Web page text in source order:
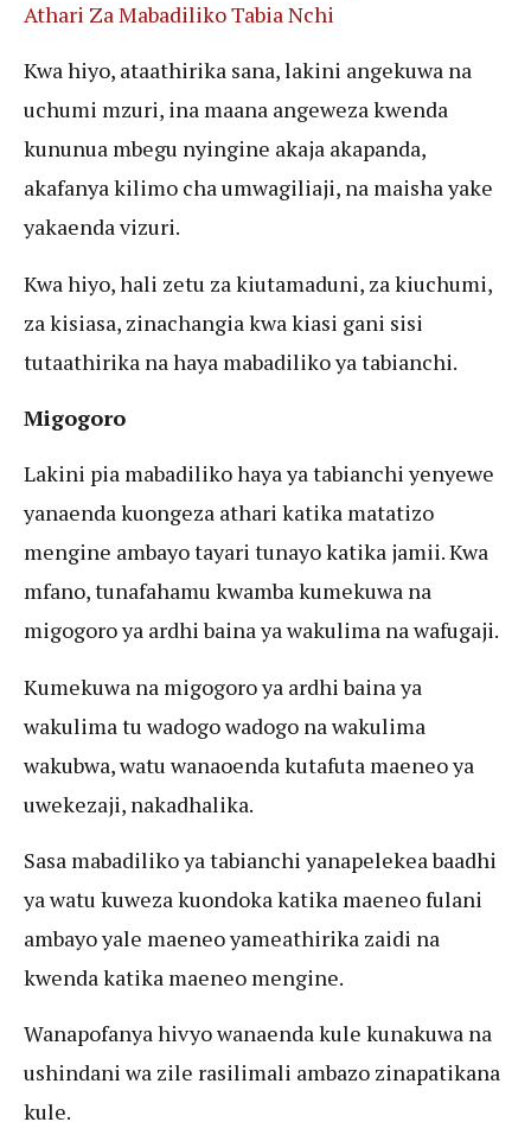
Athari Za Mabadiliko Tabia Nchi
Kwa hiyo, ataathirika sana, lakini angekuwa na
uchumi mzuri, ina maana angeweza kwenda
kununua mbegu nyingine akaja akapanda,
akafanya kilimo cha umwagiliaji, na maisha yake
yakaenda vizuri.
Kwa hiyo, hali zetu za kiutamaduni, za kiuchumi,
za kisiasa, zinachangia kwa kiasi gani sisi
tutaathirika na haya mabadiliko ya tabianchi.
Migogoro
Lakini pia mabadiliko haya ya tabianchi yenyewe
yanaenda kuongeza athari katika matatizo
mengine ambayo tayari tunayo katika jamii. Kwa
mfano, tunafahamu kwamba kumekuwa na
migogoro ya ardhi baina ya wakulima na wafugaji.
Kumekuwa na migogoro ya ardhi baina ya
wakulima tu wadogo wadogo na wakulima
wakubwa, watu wanaoenda kutafuta maeneo ya
uwekezaji, nakadhalika.
Sasa mabadiliko ya tabianchi yanapelekea baadhi
ya watu kuweza kuondoka katika maeneo fulani
ambayo yale maeneo yameathirika zaidi na
kwenda katika maeneo mengine.
Wanapofanya hivyo wanaenda kule kunakuwa na
ushindani wa zile rasilimali ambazo zinapatikana
kule.